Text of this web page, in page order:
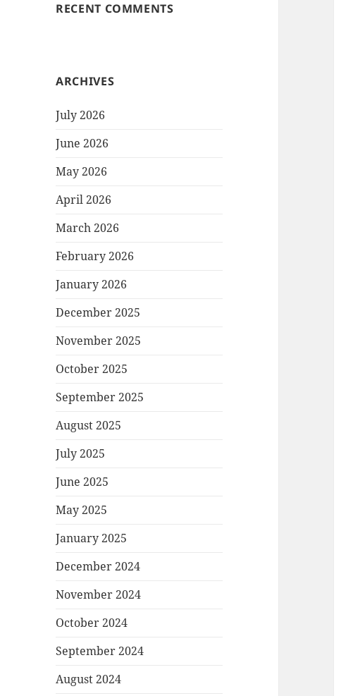
RECENT COMMENTS
ARCHIVES
July 2026
June 2026
May 2026
April 2026
March 2026
February 2026
January 2026
December 2025
November 2025
October 2025
September 2025
August 2025
July 2025
June 2025
May 2025
January 2025
December 2024
November 2024
October 2024
September 2024
August 2024